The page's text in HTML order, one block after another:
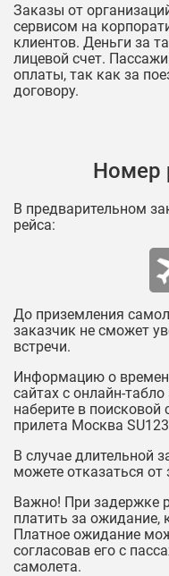
Заказы от
сервисом на
клиентов. Деньги за
лицевой счет.
оплаты, так как за
договору.
Номер
В предварительном
рейса:
До приземления
заказчик не сможет
встречи.
Информацию о
сайтах с онлайн-
наберите в поисковой
прилета Москва
В случае длительной
можете отказаться от
Важно! При задержке
платить за ожидание,
Платное ожидание
согласовав его с
самолета.